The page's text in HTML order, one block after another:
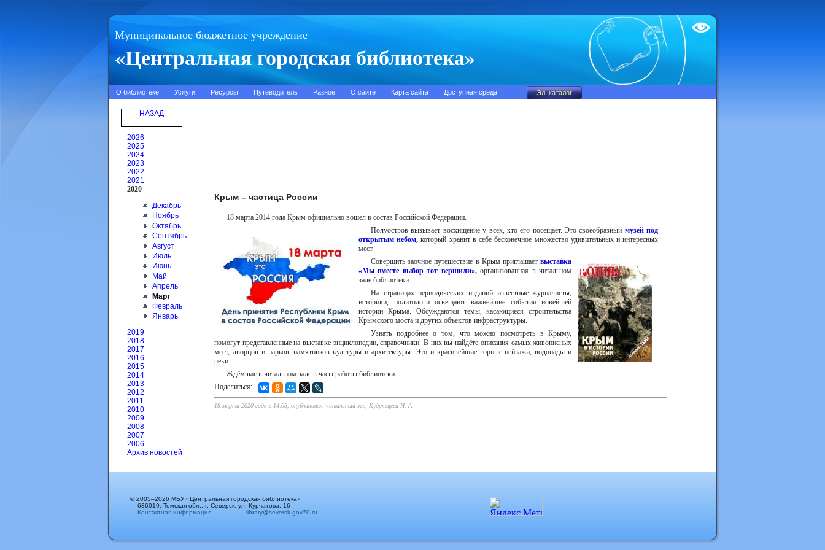
Муниципальное бюджетное учреждение
«Центральная городская библиотека»
Test
О библиотеке Услуги Ресурсы Путеводитель Разное О сайте Карта сайта Доступная среда
НАЗАД
2026
2025
2024
2023
2022
2021
2020
Декабрь
Ноябрь
Октябрь
Сентябрь
Август
Июль
Июнь
Май
Апрель
Март
Февраль
Январь
2019
2018
2017
2016
2015
2014
2013
2012
2011
2010
2009
2008
2007
2006
Архив новостей
Крым – частица России
18 марта 2014 года Крым официально вошёл в состав Российской Федерации.
Полуостров вызывает восхищение у всех, кто его посещает. Это своеобразный музей под
открытым небом, который хранит в себе бесконечное множество удивительных и интересных
мест.
Совершить заочное путешествие в Крым приглашает выставка
«Мы вместе выбор тот вершили»,организованная в читальном
зале библиотеки.
На страницах периодических изданий известные журналисты,
историки, политологи освещают важнейшие события новейшей
истории Крыма. Обсуждаются темы, касающиеся строительства
Крымского моста и других объектов инфраструктуры.
Узнать подробнее о том, что можно посмотреть в Крыму,
помогут представленные на выставке энциклопедии, справочники. В них вы найдёте описания самых живописных
мест, дворцов и парков, памятников культуры и архитектуры. Это и красивейшие горные пейзажи, водопады и
реки.
Ждём вас в читальном зале в часы работы библиотеки.
Поделиться:
18 марта 2020 года в 14:08, опубликовал: читальный зал, Кудрявцева Н. А.
© 2005–2026 МБУ «Центральная городская библиотека»
636019, Томская обл., г. Северск, ул. Курчатова, 16
Контактная информация
library@seversk.gov70.ru